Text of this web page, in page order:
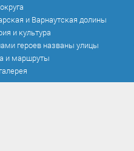
и Варнаутская долины
и культура
героев названы улицы
и маршруты